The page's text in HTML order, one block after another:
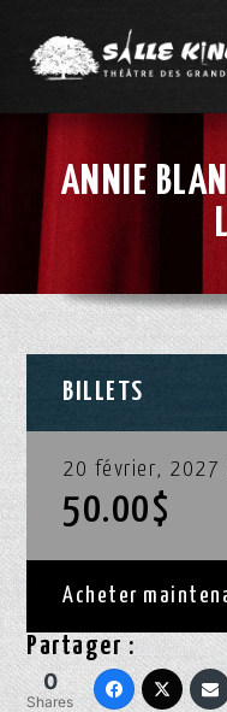
ANNIE
BILLETS
20 février, 2027
50.00$
Acheter
Partager :
0
Shares